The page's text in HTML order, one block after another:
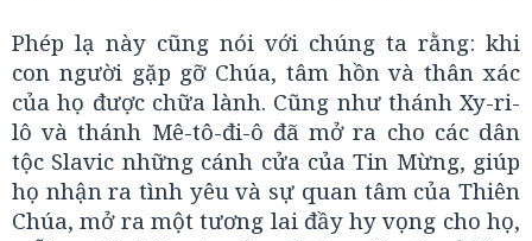
Phép lạ này cũng nói với chúng ta rằng: khi
con người gặp gỡ Chúa, tâm hồn và thân xác
của họ được chữa lành. Cũng như thánh Xy-ri-
lô và thánh Mê-tô-đi-ô đã mở ra cho các dân
tộc Slavic những cánh cửa của Tin Mừng, giúp
họ nhận ra tình yêu và sự quan tâm của Thiên
Chúa, mở ra một tương lai đầy hy vọng cho họ,